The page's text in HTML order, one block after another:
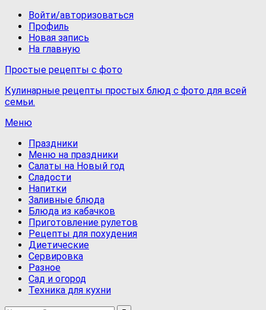
Войти/авторизоваться
Профиль
Новая запись
На главную
Простые рецепты с фото
Кулинарные рецепты простых блюд с фото для всей
семьи.
Меню
Праздники
Меню на праздники
Салаты на Новый год
Сладости
Напитки
Заливные блюда
Блюда из кабачков
Приготовление рулетов
Рецепты для похудения
Диетические
Сервировка
Разное
Сад и огород
Техника для кухни